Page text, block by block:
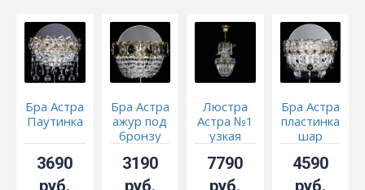
Бра Астра
Паутинка
3690
руб.
Бра Астра
ажур под
бронзу
3190
руб.
Люстра
Астра №1
узкая
бронзу
7790
руб.
Бра Астра
пластинка
шар
4590
руб.